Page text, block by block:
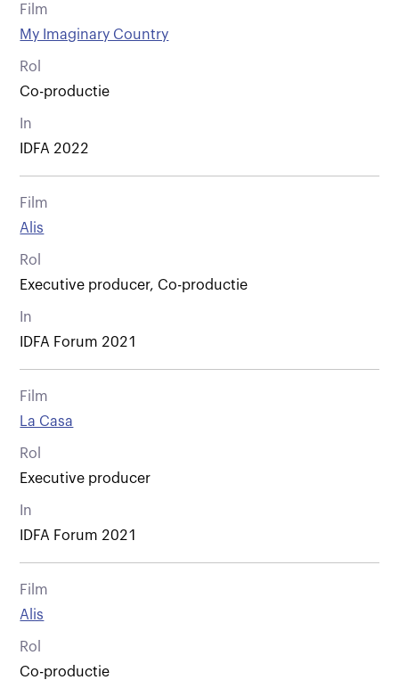
Film
My Imaginary Country
Rol
Co-productie
In
IDFA 2022
Film
Alis
Rol
Executive producer, Co-productie
In
IDFA Forum 2021
Film
La Casa
Rol
Executive producer
In
IDFA Forum 2021
Film
Alis
Rol
Co-productie